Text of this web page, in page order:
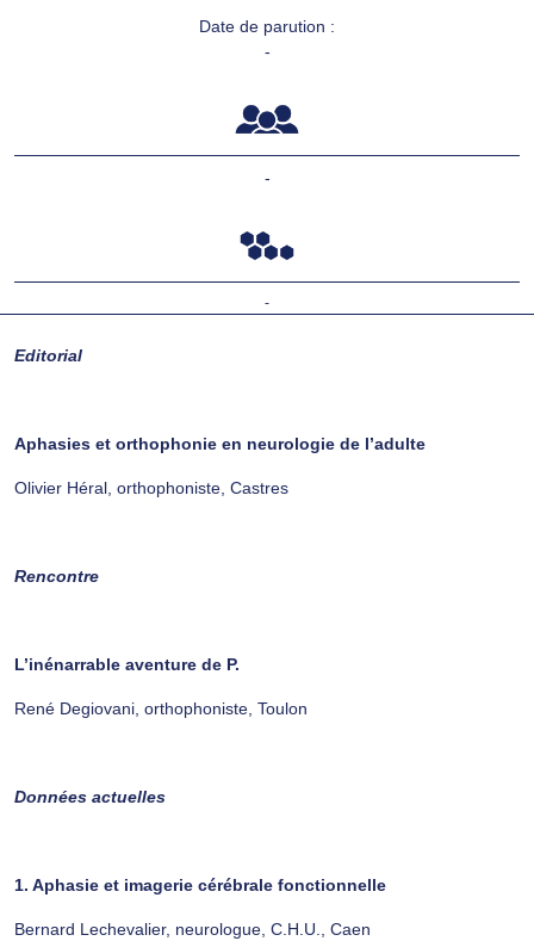
Date de parution :
-
-
-
Editorial
Aphasies et orthophonie en neurologie de l’adulte
Olivier Héral, orthophoniste, Castres
Rencontre
L’inénarrable aventure de P.
René Degiovani, orthophoniste, Toulon
Données actuelles
1. Aphasie et imagerie cérébrale fonctionnelle
Bernard Lechevalier, neurologue, C.H.U., Caen